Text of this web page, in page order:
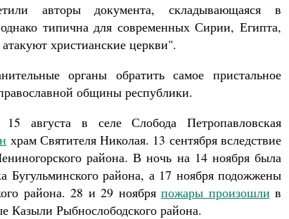
авторы документа, складывающаяся в
типична для современных Сирии, Египта,
христианские церкви".
органы обратить самое пристальное
общины республики.
августа в селе Слобода Петропавловская
храм Святителя Николая. 13 сентября вследствие
района. В ночь на 14 ноября была
Бугульминского района, а 17 ноября подожжены
района. 28 и 29 ноября пожары произошли в
Рыбнослободского района.
место в жизни
Великомученик Георгий Победоносец. Научись у